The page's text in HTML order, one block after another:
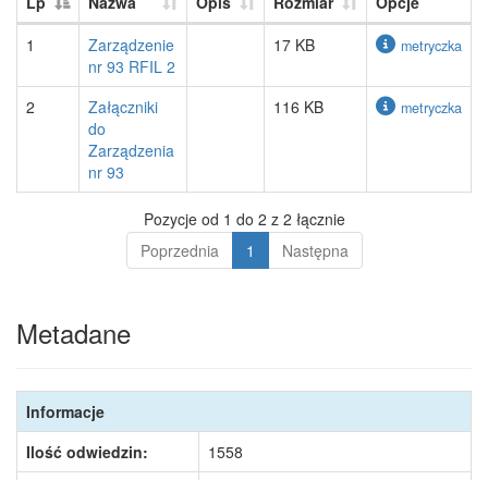
1
Zarządzenie
nr 93 RFIL 2
17 KB metryczka
2
Załączniki
do
Zarządzenia
nr 93
116 KB metryczka
Pozycje od 1 do 2 z 2 łącznie
Poprzednia
1 Następna
Metadane
Informacje
Ilość odwiedzin:
1558